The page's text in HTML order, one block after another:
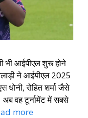
भी आईपीएल शुरू होने
ने आईपीएल 2025
धोनी, रोहित शर्मा जैसे
वह टूर्नामेंट में सबसे
more